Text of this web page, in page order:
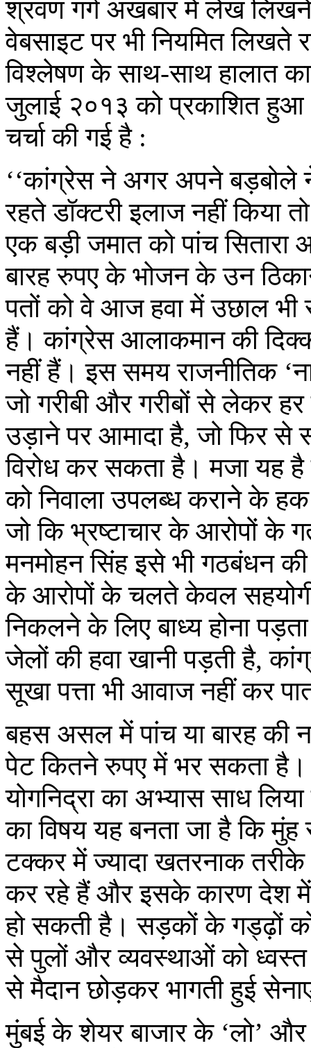
श्रवण गर्ग अखबार में लेख
वेबसाइट पर भी नियमित
विश्लेषण के साथ-साथ हालात
जुलाई २०१३ को प्रकाशित हुआ
चर्चा की गई है :
‘‘कांग्रेस ने अगर अपने बड़बोले
रहते डॉक्टरी इलाज नहीं किया
एक बड़ी जमात को पांच
बारह रुपए के भोजन के उन
पतों को वे आज हवा में उछाल
हैं। कांग्रेस आलाकमान की
नहीं हैं। इस समय राजनीतिक
जो गरीबी और गरीबों से लेकर
उड़ाने पर आमादा है, जो फिर से
विरोध कर सकता है। मजा यह है
को निवाला उपलब्ध कराने के
जो कि भ्रष्टाचार के आरोपों के
मनमोहन सिंह इसे भी गठबंधन
के आरोपों के चलते केवल सहयोगी
निकलने के लिए बाध्य होना
जेलों की हवा खानी पड़ती है,
सूखा पत्ता भी आवाज नहीं कर
बहस असल में पांच या बारह की
पेट कितने रुपए में भर सकता
योगनिद्रा का अभ्यास साध
का विषय यह बनता जा है कि मुंह
टक्कर में ज्यादा खतरनाक तरीके
कर रहे हैं और इसके कारण देश में
हो सकती है। सड़कों के गड्ढ़ों
से पुलों और व्यवस्थाओं को
से मैदान छोड़कर भागती हुई
मुंबई के शेयर बाजार के ‘लो’ और